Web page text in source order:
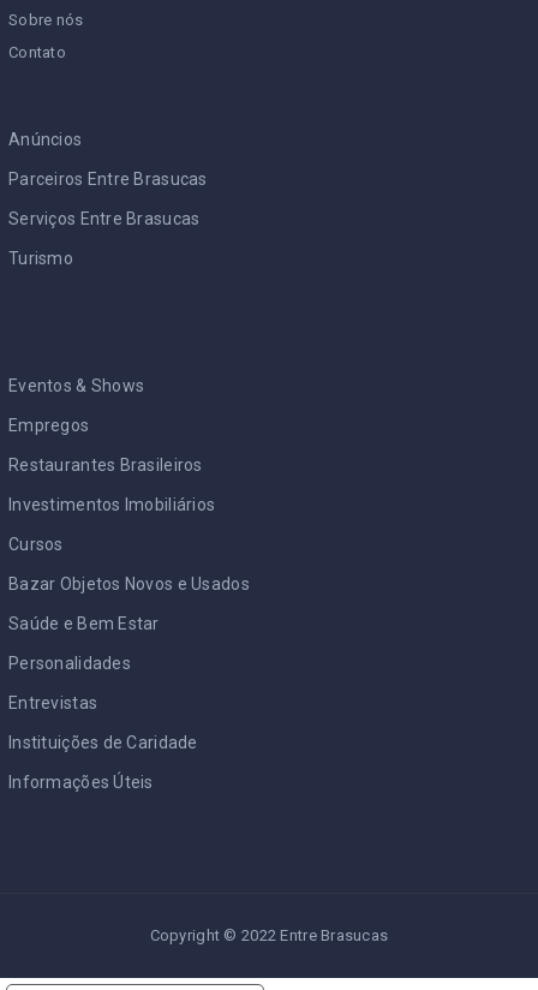
Sobre nós
Contato
Anúncios
Parceiros Entre Brasucas
Serviços Entre Brasucas
Turismo
Eventos & Shows
Empregos
Restaurantes Brasileiros
Investimentos Imobiliários
Cursos
Bazar Objetos Novos e Usados
Saúde e Bem Estar
Personalidades
Entrevistas
Instituições de Caridade
Informações Úteis
Copyright © 2022 Entre Brasucas